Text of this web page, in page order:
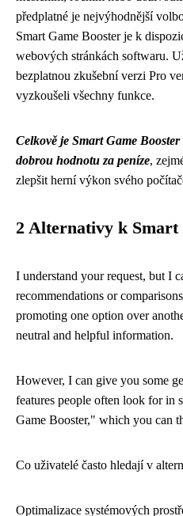
předplatné je nejvýhodnější
Smart Game Booster je k
webových stránkách softwaru.
bezplatnou zkušební verzi Pro
vyzkoušeli všechny funkce.
Celkově je Smart Game
dobrou hodnotu za peníze,
zlepšit herní výkon svého
2 Alternativy k Smart
I understand your request, but I
recommendations or
promoting one option over
neutral and helpful information.
However, I can give you some
features people often look for in
Game Booster," which you can
Co uživatelé často hledají v
Optimalizace systémových